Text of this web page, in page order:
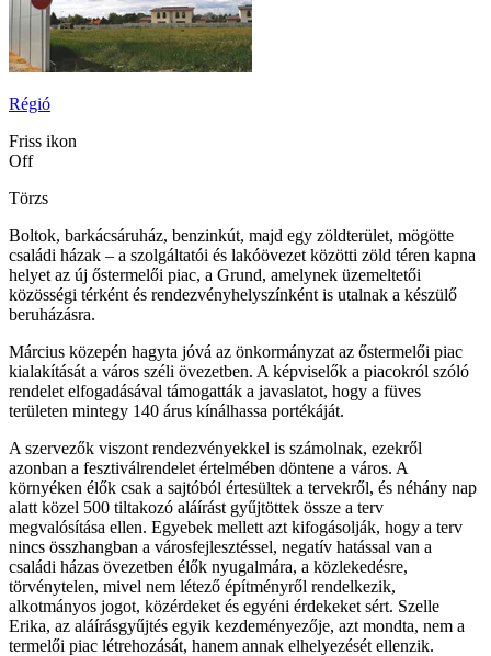
Régió
Friss ikon
Off
Törzs
Boltok, barkácsáruház, benzinkút, majd egy zöldterület, mögötte
családi házak – a szolgáltatói és lakóövezet közötti zöld téren kapna
helyet az új őstermelői piac, a Grund, amelynek üzemeltetői
közösségi térként és rendezvényhelyszínként is utalnak a készülő
beruházásra.
Március közepén hagyta jóvá az önkormányzat az őstermelői piac
kialakítását a város széli övezetben. A képviselők a piacokról szóló
rendelet elfogadásával támogatták a javaslatot, hogy a füves
területen mintegy 140 árus kínálhassa portékáját.
A szervezők viszont rendezvényekkel is számolnak, ezekről
azonban a fesztiválrendelet értelmében döntene a város. A
környéken élők csak a sajtóból értesültek a tervekről, és néhány nap
alatt közel 500 tiltakozó aláírást gyűjtöttek össze a terv
megvalósítása ellen. Egyebek mellett azt kifogásolják, hogy a terv
nincs összhangban a városfejlesztéssel, negatív hatással van a
családi házas övezetben élők nyugalmára, a közlekedésre,
törvénytelen, mivel nem létező építményről rendelkezik,
alkotmányos jogot, közérdeket és egyéni érdekeket sért. Szelle
Erika, az aláírásgyűjtés egyik kezdeményezője, azt mondta, nem a
termelői piac létrehozását, hanem annak elhelyezését ellenzik.